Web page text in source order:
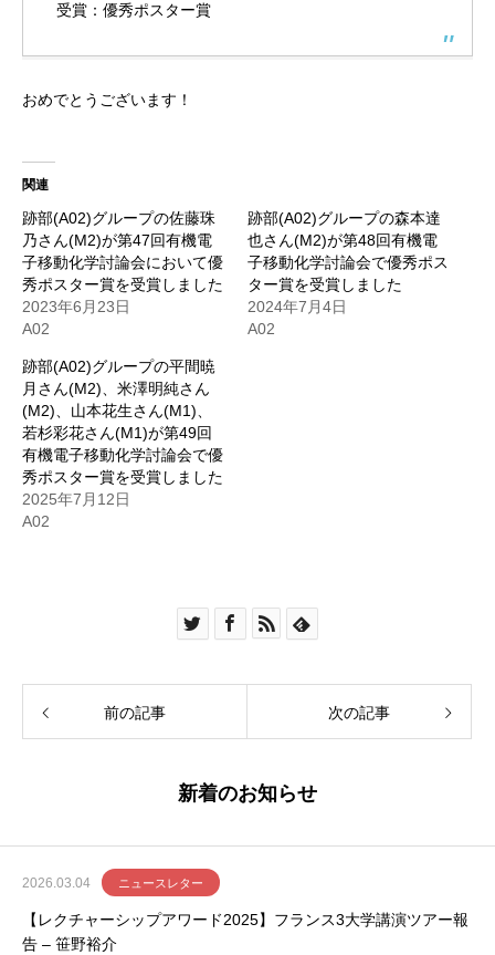
受賞：優秀ポスター賞
おめでとうございます！
関連
跡部(A02)グループの佐藤珠
乃さん(M2)が第47回有機電
子移動化学討論会において優
秀ポスター賞を受賞しました
2023年6月23日
A02
跡部(A02)グループの森本達
也さん(M2)が第48回有機電
子移動化学討論会で優秀ポス
ター賞を受賞しました
2024年7月4日
A02
跡部(A02)グループの平間暁
月さん(M2)、米澤明純さん
(M2)、山本花生さん(M1)、
若杉彩花さん(M1)が第49回
有機電子移動化学討論会で優
秀ポスター賞を受賞しました
2025年7月12日
A02
前の記事 次の記事
新着のお知らせ
2026.03.04 ニュースレター
【レクチャーシップアワード2025】フランス3大学講演ツアー報
告 – 笹野裕介